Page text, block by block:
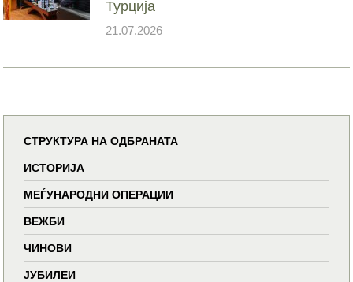
Турција
21.07.2026
СТРУКТУРА НА ОДБРАНАТА
ИСТОРИЈА
МЕЃУНАРОДНИ ОПЕРАЦИИ
ВЕЖБИ
ЧИНОВИ
ЈУБИЛЕИ